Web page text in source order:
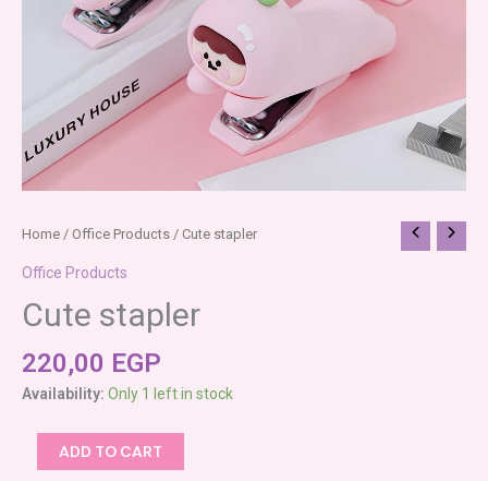
Home / Office Products / Cute stapler
Office Products
Cute stapler
220,00 EGP
Availability: Only 1 left in stock
Cute
quantity
ADD TO CART